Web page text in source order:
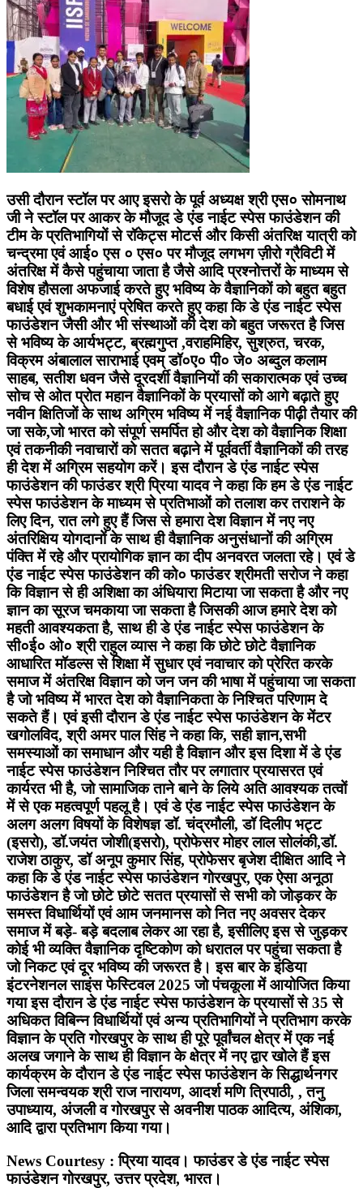
उसी दौरान स्टॉल पर आए इसरो के पूर्व अध्यक्ष श्री एस० सोमनाथ
जी ने स्टॉल पर आकर के मौजूद डे एंड नाईट स्पेस फाउंडेशन की
टीम के प्रतिभागियों से रॉकेट्स मोटर्स और किसी अंतरिक्ष यात्री को
चन्द्रमा एवं आई० एस ० एस० पर मौजूद लगभग ज़ीरो ग्रैविटी में
अंतरिक्ष में कैसे पहुंचाया जाता है जैसे आदि प्रश्नोत्तरों के माध्यम से
विशेष हौसला अफजाई करते हुए भविष्य के वैज्ञानिकों को बहुत बहुत
बधाई एवं शुभकामनाएं प्रेषित करते हुए कहा कि डे एंड नाईट स्पेस
फाउंडेशन जैसी और भी संस्थाओं की देश को बहुत जरूरत है जिस
से भविष्य के आर्यभट्ट, ब्रह्मगुप्त ,वराहमिहिर, सुश्रुत, चरक,
विक्रम अंबालाल साराभाई एवम् डॉ०ए० पी० जे० अब्दुल कलाम
साहब, सतीश धवन जैसे दूरदर्शी वैज्ञानियों की सकारात्मक एवं उच्च
सोच से ओत प्रोत महान वैज्ञानिकों के प्रयासों को आगे बढ़ाते हुए
नवीन क्षितिजों के साथ अग्रिम भविष्य में नई वैज्ञानिक पीढ़ी तैयार की
जा सके,जो भारत को संपूर्ण समर्पित हो और देश को वैज्ञानिक शिक्षा
एवं तकनीकी नवाचारों को सतत बढ़ाने में पूर्ववर्ती वैज्ञानिकों की तरह
ही देश में अग्रिम सहयोग करें। इस दौरान डे एंड नाईट स्पेस
फाउंडेशन की फाउंडर श्री प्रिया यादव ने कहा कि हम डे एंड नाईट
स्पेस फाउंडेशन के माध्यम से प्रतिभाओं को तलाश कर तराशने के
लिए दिन, रात लगे हुए हैं जिस से हमारा देश विज्ञान में नए नए
अंतरिक्षिय योगदानों के साथ ही वैज्ञानिक अनुसंधानों की अग्रिम
पंक्ति में रहे और प्रायोगिक ज्ञान का दीप अनवरत जलता रहे। एवं डे
एंड नाईट स्पेस फाउंडेशन की को० फाउंडर श्रीमती सरोज ने कहा
कि विज्ञान से ही अशिक्षा का अंधियारा मिटाया जा सकता है और नए
ज्ञान का सूरज चमकाया जा सकता है जिसकी आज हमारे देश को
महती आवश्यकता है, साथ ही डे एंड नाईट स्पेस फाउंडेशन के
सी०ई० ओ० श्री राहुल व्यास ने कहा कि छोटे छोटे वैज्ञानिक
आधारित मॉडल्स से शिक्षा में सुधार एवं नवाचार को प्रेरित करके
समाज में अंतरिक्ष विज्ञान को जन जन की भाषा में पहुंचाया जा सकता
है जो भविष्य में भारत देश को वैज्ञानिकता के निश्चित परिणाम दे
सकते हैं। एवं इसी दौरान डे एंड नाईट स्पेस फाउंडेशन के मेंटर
खगोलविद, श्री अमर पाल सिंह ने कहा कि, सही ज्ञान,सभी
समस्याओं का समाधान और यही है विज्ञान और इस दिशा में डे एंड
नाईट स्पेस फाउंडेशन निश्चित तौर पर लगातार प्रयासरत एवं
कार्यरत भी है, जो सामाजिक ताने बाने के लिये अति आवश्यक तत्वों
में से एक महत्वपूर्ण पहलू है। एवं डे एंड नाईट स्पेस फाउंडेशन के
अलग अलग विषयों के विशेषज्ञ डॉ. चंद्रमौली, डॉ दिलीप भट्ट
(इसरो), डॉ.जयंत जोशी(इसरो), प्रोफेसर मोहर लाल सोलंकी,डॉ.
राजेश ठाकुर, डॉ अनूप कुमार सिंह, प्रोफेसर बृजेश दीक्षित आदि ने
कहा कि डे एंड नाईट स्पेस फाउंडेशन गोरखपुर, एक ऐसा अनूठा
फाउंडेशन है जो छोटे छोटे सतत प्रयासों से सभी को जोड़कर के
समस्त विधार्थियों एवं आम जनमानस को नित नए अवसर देकर
समाज में बड़े- बड़े बदलाब लेकर आ रहा है, इसीलिए इस से जुड़कर
कोई भी व्यक्ति वैज्ञानिक दृष्टिकोण को धरातल पर पहुंचा सकता है
जो निकट एवं दूर भविष्य की जरूरत है। इस बार के इंडिया
इंटरनेशनल साइंस फेस्टिवल 2025 जो पंचकूला में आयोजित किया
गया इस दौरान डे एंड नाईट स्पेस फाउंडेशन के प्रयासों से 35 से
अधिकत विबिन्न विधार्थियों एवं अन्य प्रतिभागियों ने प्रतिभाग करके
विज्ञान के प्रति गोरखपुर के साथ ही पूरे पूर्वांचल क्षेत्र में एक नई
अलख जगाने के साथ ही विज्ञान के क्षेत्र में नए द्वार खोले हैं इस
कार्यक्रम के दौरान डे एंड नाईट स्पेस फाउंडेशन के सिद्धार्थनगर
जिला समन्वयक श्री राज नारायण, आदर्श मणि त्रिपाठी, , तनु
उपाध्याय, अंजली व गोरखपुर से अवनीश पाठक आदित्य, अंशिका,
आदि द्वारा प्रतिभाग किया गया।
News Courtesy : प्रिया यादव। फाउंडर डे एंड नाईट स्पेस
फाउंडेशन गोरखपुर, उत्तर प्रदेश, भारत।